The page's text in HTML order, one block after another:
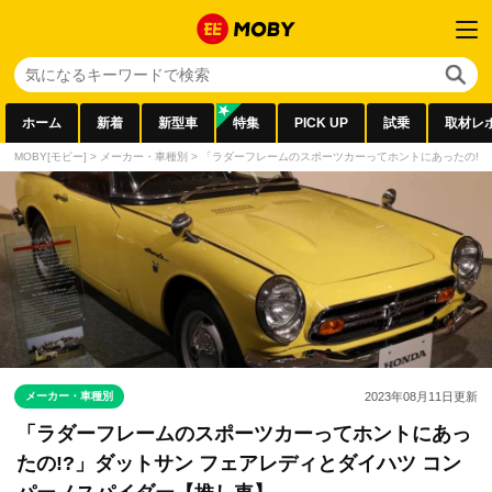
ホーム 新着 新型車 特集 PICK UP 試乗 取材レ
MOBY[モビー] > メーカー・車種別 > 「ラダーフレームのスポーツカーってホントにあったの
メーカー・車種別 2023年08月11日更新
「ラダーフレームのスポーツカーってホントにあっ
たの!?」ダットサン フェアレディとダイハツ コン